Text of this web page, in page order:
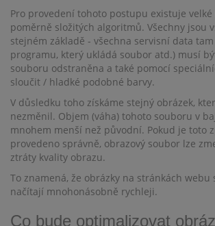
Pro provedení tohoto postupu existuje
poměrně složitých algoritmů. Všechny jsou
stejném základě - všechna servisní data
programu, který ukládá soubor atd.) musí
souboru odstraněna a také pomocí
sloučit / hladké podobné barvy.
V důsledku toho získáme stejný obrázek,
nezměnil. Objem (váha) tohoto souboru v
mnohem menší než původní. Pokud je toto
provedeno správně, obrazový soubor lze
ztráty kvality obrazu.
To znamená, že obrázky na stránkách webu
načítají mnohonásobně rychleji.
Co bude optimalizovat